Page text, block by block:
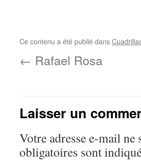
Ce contenu a été publié dans
← Rafael Rosa
Laisser un
Votre adresse e-mail ne
obligatoires sont